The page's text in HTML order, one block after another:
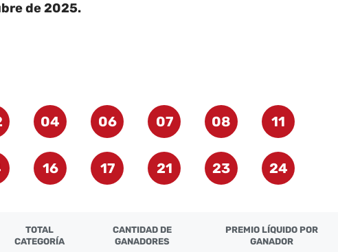
de 2025.
04 06 07 08 11
16 17 21 23 24
TOTAL
CATEGORÍA
CANTIDAD DE
GANADORES
PREMIO LÍQUIDO POR
GANADOR